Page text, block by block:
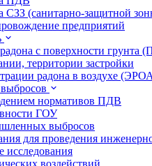
СЗЗ (санитарно-защитной
предприятий
с поверхности грунта
территории застройки
радона в воздухе
нормативов ПДВ
ГОУ
выбросов
для проведения
исследования
воздействий